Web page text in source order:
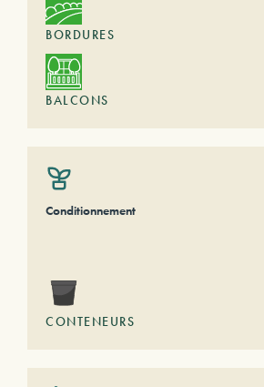
BORDURES
BALCONS
Conditionnement
CONTENEURS